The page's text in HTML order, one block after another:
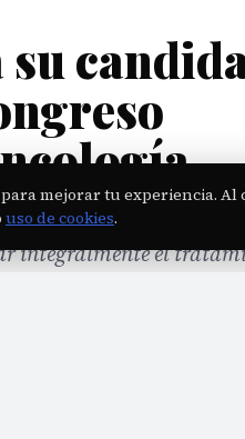
multidisciplinario que
integralmente el
para mejorar tu experiencia.
uso de cookies.